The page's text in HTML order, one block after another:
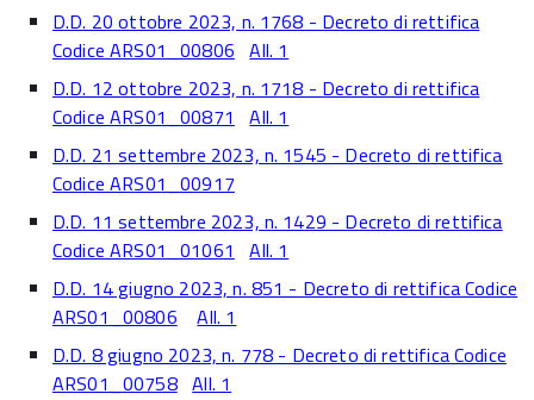
D.D. 20 ottobre 2023, n. 1768 - Decreto di rettifica
Codice ARS01_00806 All. 1
D.D. 12 ottobre 2023, n. 1718 - Decreto di rettifica
Codice ARS01_00871
All. 1
D.D. 21 settembre 2023, n. 1545 - Decreto di rettifica
Codice ARS01_00917
D.D. 11 settembre 2023, n. 1429 - Decreto di rettifica
Codice ARS01_01061
All. 1
D.D. 14 giugno 2023, n. 851 - Decreto di rettifica Codice
ARS01_00806
All. 1
D.D. 8 giugno 2023, n. 778 - Decreto di rettifica Codice
ARS01_00758 All. 1